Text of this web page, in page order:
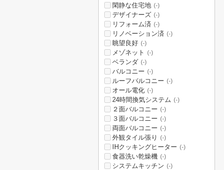
閑静な住宅地 (-)
デザイナーズ (-)
リフォーム済 (-)
リノベーション済 (-)
眺望良好 (-)
メゾネット (-)
ベランダ (-)
バルコニー (-)
ルーフバルコニー (-)
オール電化 (-)
24時間換気システム (-)
２面バルコニー (-)
３面バルコニー (-)
両面バルコニー (-)
外観タイル張り (-)
IHクッキングヒーター (-)
食器洗い乾燥機 (-)
システムキッチン (-)